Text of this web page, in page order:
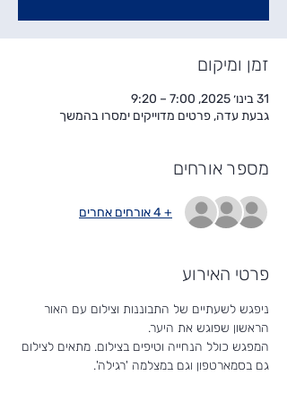
זמן ומיקום
31 בינו׳ 2025, 7:00 – 9:20
גבעת עדה, פרטים מדוייקים ימסרו בהמשך
מספר אורחים
+ 4 אורחים אחרים
פרטי האירוע
ניפגש לשעתיים של התבוננות וצילום עם האור
הראשון שפוגש את היער.
המפגש כולל הנחייה וטיפים בצילום. מתאים לצילום
גם בסמארטפון וגם במצלמה 'רגילה'.